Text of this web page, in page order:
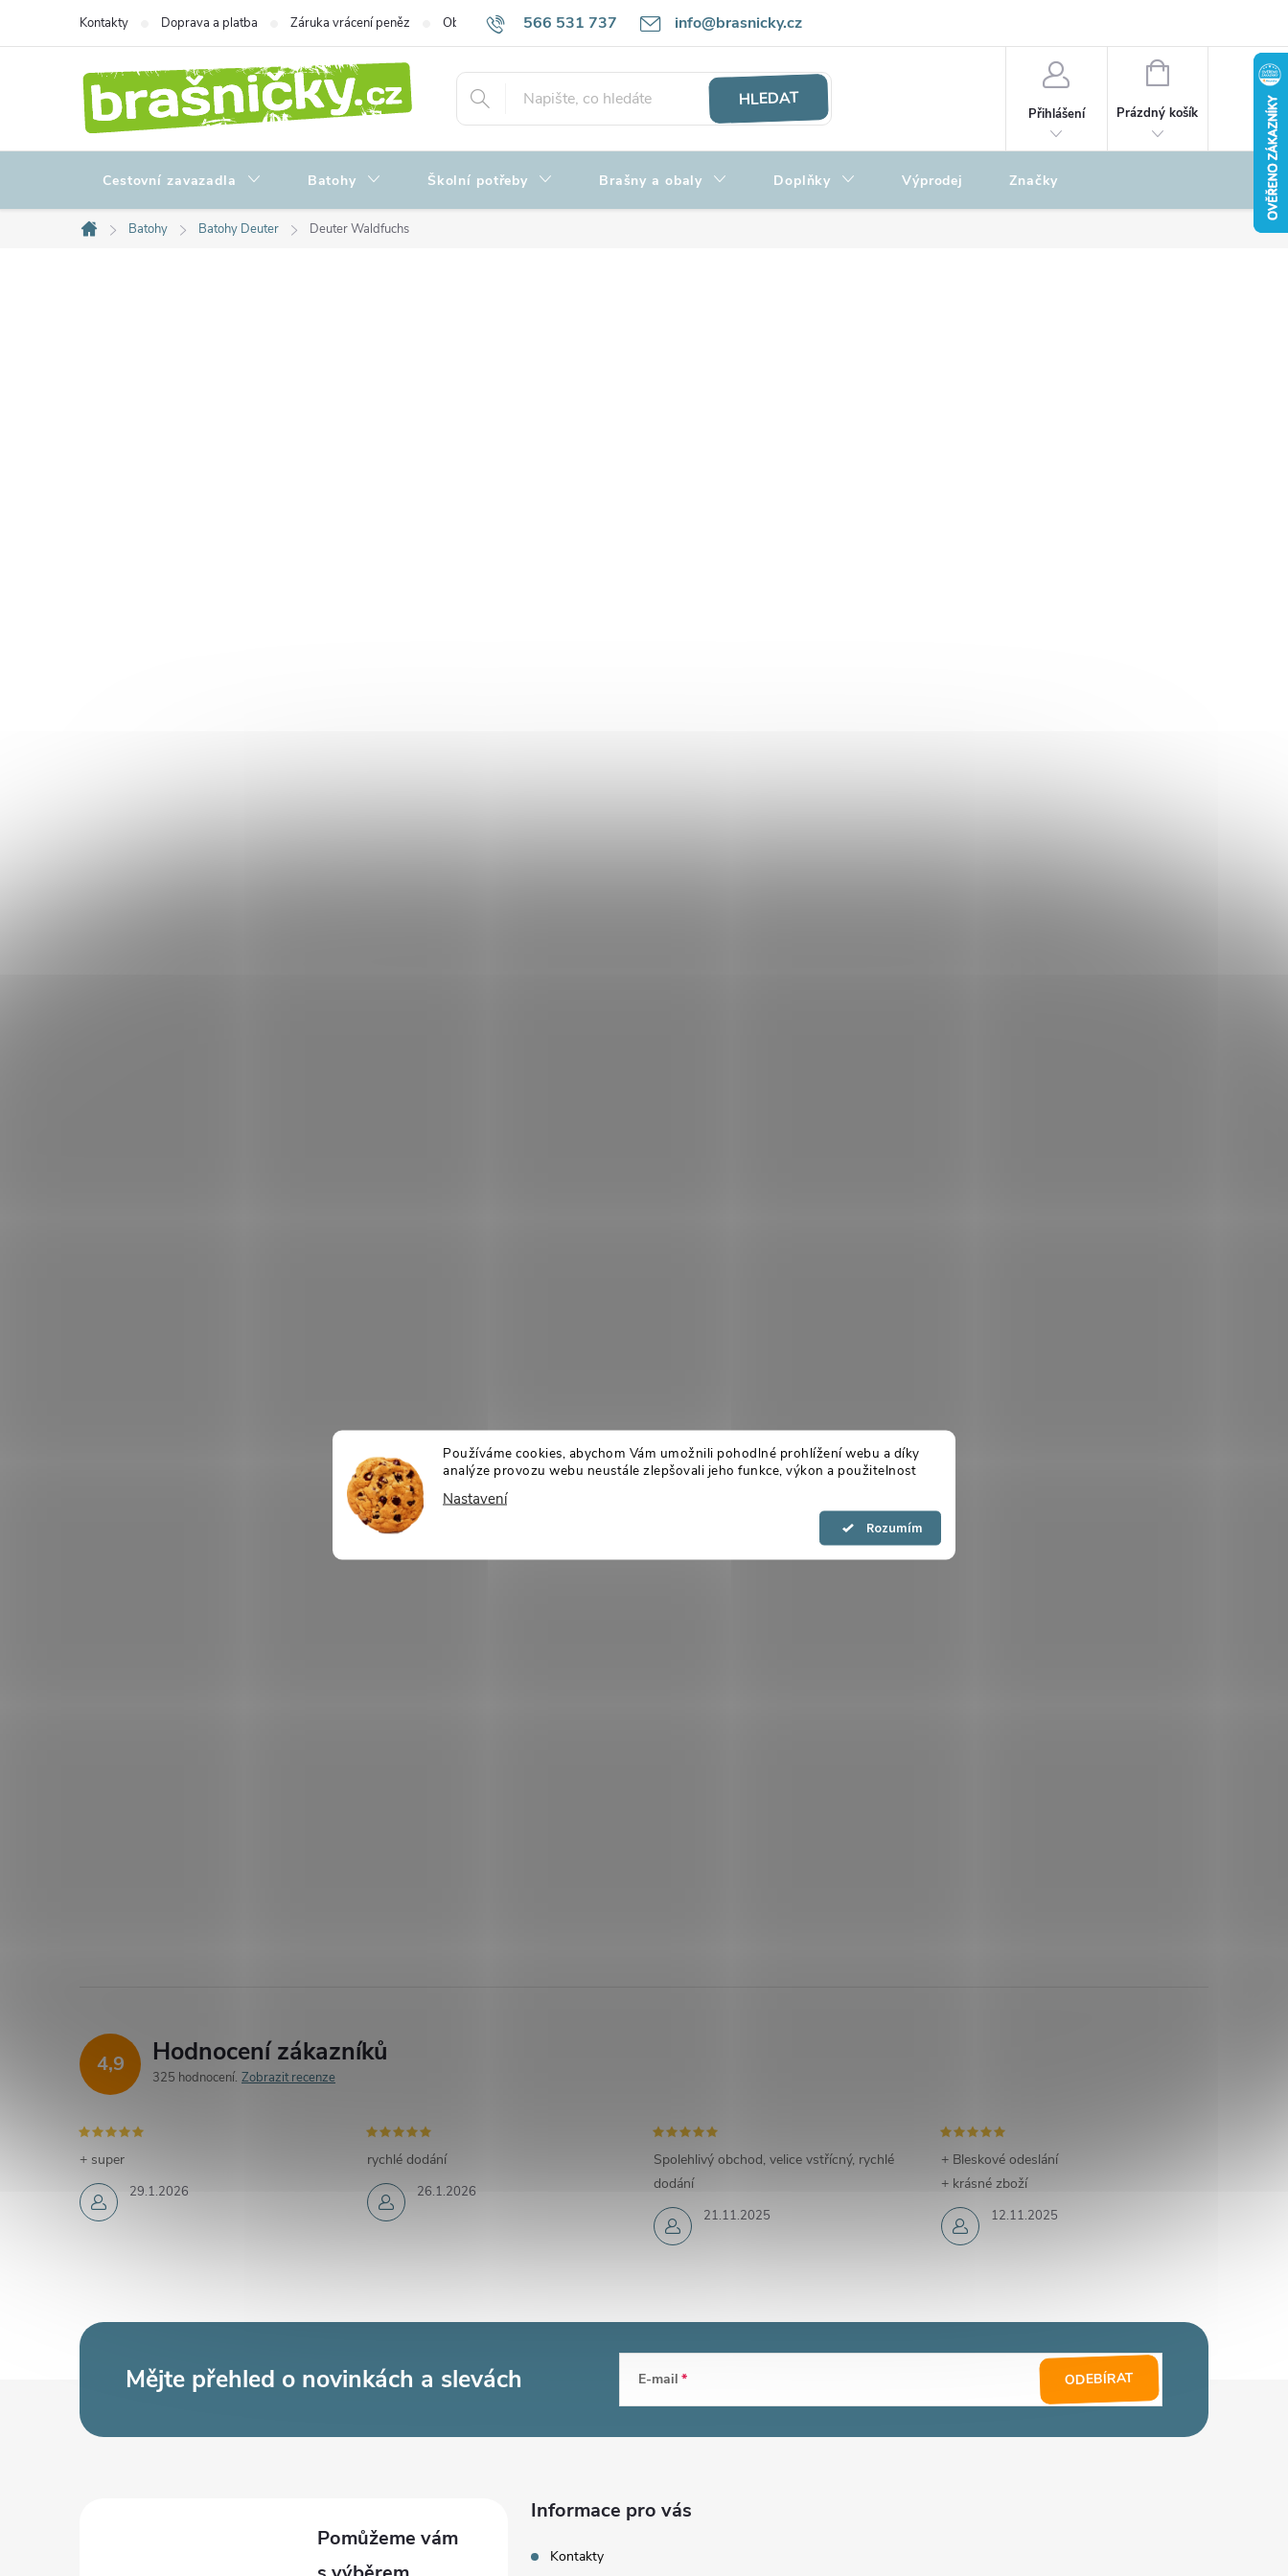
Používáme cookies, abychom Vám umožnili pohodlné prohlížení webu a díky
analýze provozu webu neustále zlepšovali jeho funkce, výkon a použitelnost
Nastavení
Souhlasím
566 531 737 info@brasnicky.cz
Kontakty Doprava a platba Záruka vrácení peněz Obchodní podmínky Zpracování osobních údajů Hodnocení obchodu
HLEDAT
Přihlášení
NÁKUPNÍ
Prázdný košík
Cestovní zavazadla Batohy Školní potřeby Brašny a obaly Doplňky Výprodej Značky
Domů
Batohy Batohy Deuter Deuter Waldfuchs
4,9 Hodnocení zákazníků
325 hodnocení Zobrazit recenze
29.1.2026
+ super
26.1.2026
rychlé dodání
21.11.2025
Spolehlivý obchod, velice vstřícný, rychlé
dodání
12.11.2025
+ Bleskové odeslání
+ krásné zboží
Mějte přehled o novinkách a slevách E-mail ODEBÍRAT
Informace pro vás
Kontakty